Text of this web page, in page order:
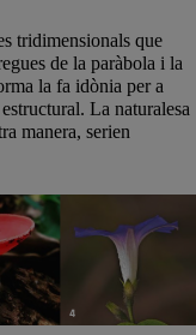
tridimensionals que
de la paràbola i la
la fa idònia per a
La naturalesa
manera, serien